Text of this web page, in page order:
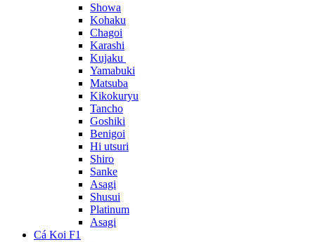
Showa
Kohaku
Chagoi
Karashi
Kujaku
Yamabuki
Matsuba
Kikokuryu
Tancho
Goshiki
Benigoi
Hi utsuri
Shiro
Sanke
Asagi
Shusui
Platinum
Asagi
Cá Koi F1